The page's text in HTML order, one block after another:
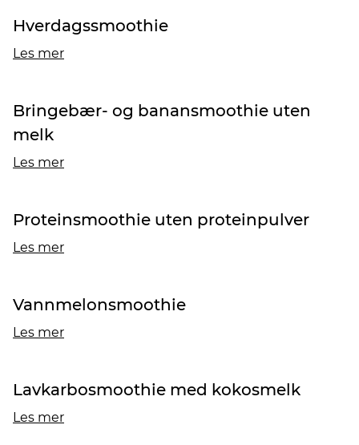
Hverdagssmoothie
Les mer
Bringebær- og banansmoothie uten
melk
Les mer
Proteinsmoothie uten proteinpulver
Les mer
Vannmelonsmoothie
Les mer
Lavkarbosmoothie med kokosmelk
Les mer